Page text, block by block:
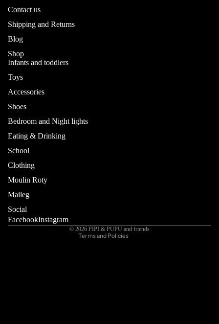
Contact us
Shipping and Returns
Blog
Shop
Infants and toddlers
Toys
Accessories
Shoes
Bedroom and Night lights
Eating & Drinking
School
Clothing
Moulin Roty
Maileg
Social
FacebookInstagram
© 2026 PIPI & PUPU and friends
Terms and Policies
Cancellation policy